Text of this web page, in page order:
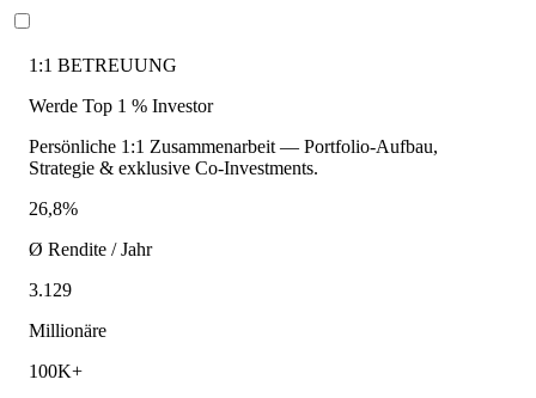
1:1 BETREUUNG
Werde Top 1 % Investor
Persönliche 1:1 Zusammenarbeit — Portfolio-Aufbau,
Strategie & exklusive Co-Investments.
26,8%
Ø Rendite / Jahr
3.129
Millionäre
100K+